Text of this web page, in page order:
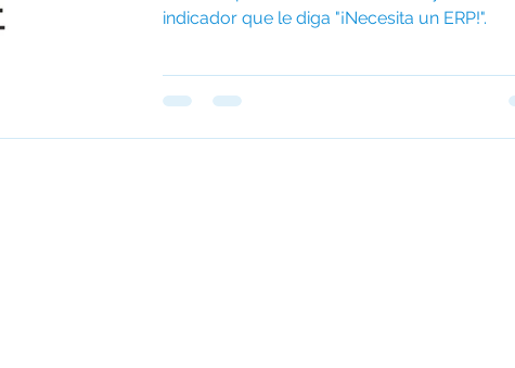
CFO 2024
indicador que le diga "¡Necesita un ERP!".